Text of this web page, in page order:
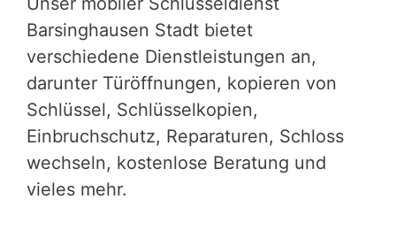
Barsinghausen Stadt bietet
verschiedene Dienstleistungen an,
darunter Türöffnungen, kopieren von
Schlüssel, Schlüsselkopien,
Einbruchschutz, Reparaturen, Schloss
wechseln, kostenlose Beratung und
vieles mehr.